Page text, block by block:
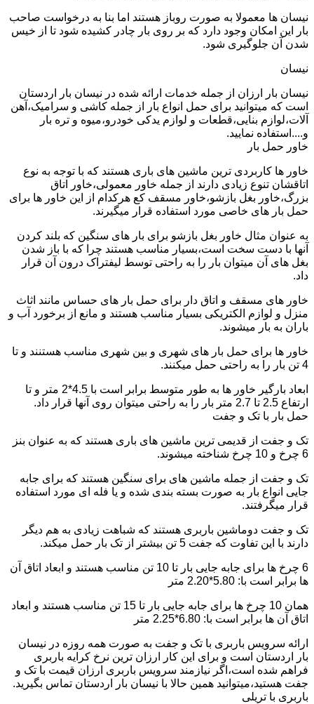
نیسان ها معمولا به صورت روباز هستند اما بنا به درخواست صاحب
بار این امکان وجود دارد که بر روی بار چادر کشیده شود تا از خیس
شدن آن جلوگیری شود.
نیسان
نیسان بار ارزان از جمله خدمات ارائه شده در نیسان بار اردستان
است که میتوانید برای حمل انواع بار از جمله کاشی و سرامیک،آهن
آلات،لوازم بنایی،قطعات و لوازم یدکی خودرو،میوه و تره بار
و....استفاده نمایید.
خاور حمل بار
خاور ها کاربردی ترین ماشین های باری هستند که با توجه به نوع
اتاقشان تنوع زیادی دارند از جمله خاور معمولی،خاور اتاق
بزرگ،خاور بغل بازشو،خاور مسقف کع هرکدام از این خاور ها برای
حمل بار های خاصی مورد استفاده قرار میگیرند.
به عنوان مثال خاور بغل بازشو برای بار های سنگین که بلند کردن
آنها با دست سخت است،بسیار مناسب هستند چرا که با باز شدن
بغل های آن میتوان بار را به راحتی توسط لیفتراک درون آن قرار
داد.
خاور های مسقف و اتاق دار برای حمل بار های حساس مانند اثاث
منزل و لوازم الکتریکی بسیار مناسب هستند و مانع از برخورد آب و
باران به بار میشوند.
خاور ها برای حمل بار های شهری و بین شهری مناسب هستنند و تا
4 تن بار را به راحتی حمل میکنند.
ابعاد بارگیر خاور ها به طور متوسط برابر است با 4.5*2 متر و تا
ارتفاع 2.5 تا 2.7 متر بار را به راحتی میتوان روی آنها قرار داد.
حمل بار با تک و جفت
تک و جفت از قدیمی ترین ماشین های باری هستند که به عنوان بنز
6 چرخ و 10 چرخ شناخته میشوند.
تک و جفت از جمله ماشین های برای سنگین هستند که برای جابه
جایی انواع بار به صورت بسته بندی شده و یا فله ای مورد استفاده
قرار میگرفتند.
تک و جفت دوماشین باربری هستند که شباهت زیادی به هم دیگر
دارند با این تفاوت که جفت 5 تن بیشتر از تک بار حمل میکند.
6 چرخ ها برای جابه جایی بار تا 10 تن مناسب هستند و ابعاد اتاق آن
ها برابر است با: 5.80*2.20 متر
همان 10 چرخ ها برای جابه جایی بار تا 15 تن مناسب هستند و ابعاد
اتاق آن ها برابر است با: 6.80*2.25 متر
ارائه سرویس باربری با تک و جفت به صورت همه روزه در نیسان
بار اردستان است و برای این کار ارزان ترین نرخ کرایه باربری
فراهم شده است،اگر نیازمند سرویس باربری ارزان قیمت با تک و
جفت هستید،میتوانید همین حالا با نیسان بار اردستان تماس بگیرید.
باربری با تریلی